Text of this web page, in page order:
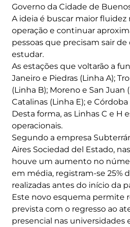
Governo da Cidade de
A ideia é buscar maior fluidez
operação e continuar
pessoas que precisam sair de
estudar.
As estações que voltarão a
Janeiro e Piedras (Linha A);
(Linha B); Moreno e San Juan
Catalinas (Linha E); e
Desta forma, as Linhas C e H
operacionais.
Segundo a empresa
Aires Sociedad del Estado,
houve um aumento no
em média, registram-se 25%
realizadas antes do início da
Este novo esquema permite
prevista com o regresso ao
presencial nas universidades